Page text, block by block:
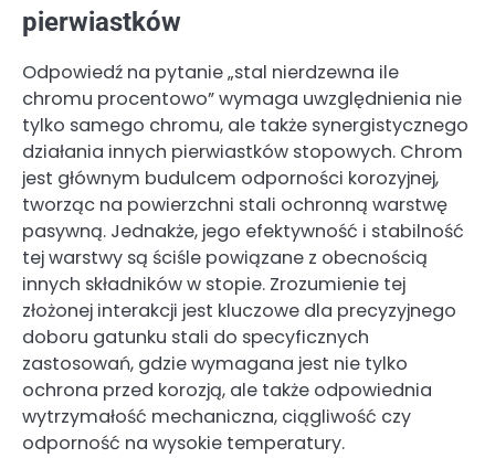
pierwiastków
Odpowiedź na pytanie „stal nierdzewna ile
chromu procentowo” wymaga uwzględnienia nie
tylko samego chromu, ale także synergistycznego
działania innych pierwiastków stopowych. Chrom
jest głównym budulcem odporności korozyjnej,
tworząc na powierzchni stali ochronną warstwę
pasywną. Jednakże, jego efektywność i stabilność
tej warstwy są ściśle powiązane z obecnością
innych składników w stopie. Zrozumienie tej
złożonej interakcji jest kluczowe dla precyzyjnego
doboru gatunku stali do specyficznych
zastosowań, gdzie wymagana jest nie tylko
ochrona przed korozją, ale także odpowiednia
wytrzymałość mechaniczna, ciągliwość czy
odporność na wysokie temperatury.